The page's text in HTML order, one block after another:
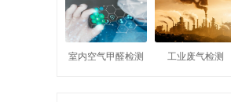
室内空气甲醛检测 工业废气检测